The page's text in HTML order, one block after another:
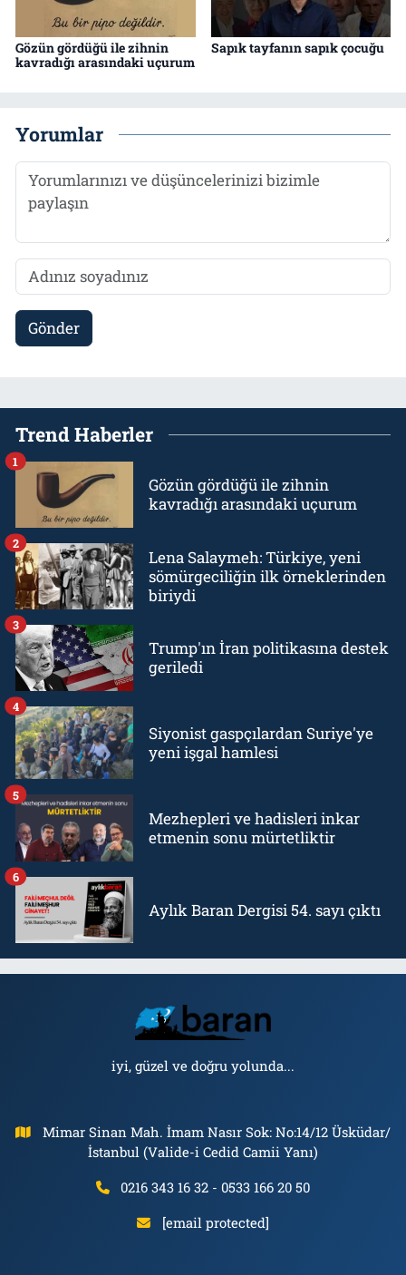
Gözün gördüğü ile zihnin
kavradığı arasındaki uçurum
Sapık tayfanın sapık çocuğu
Yorumlar
Gönder
Trend Haberler
Gözün gördüğü ile zihnin
kavradığı arasındaki uçurum
1
Lena Salaymeh: Türkiye, yeni
sömürgeciliğin ilk örneklerinden
biriydi
2
Trump'ın İran politikasına destek
geriledi
3
Siyonist gaspçılardan Suriye'ye
yeni işgal hamlesi
4
Mezhepleri ve hadisleri inkar
etmenin sonu mürtetliktir
5
Aylık Baran Dergisi 54. sayı çıktı
6
iyi, güzel ve doğru yolunda...
Mimar Sinan Mah. İmam Nasır Sok: No:14/12 Üsküdar/
İstanbul (Valide-i Cedid Camii Yanı)
0216 343 16 32 - 0533 166 20 50
[email protected]